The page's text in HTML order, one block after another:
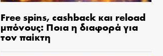
Free spins, cashback και reload
μπόνους: Ποια η διαφορά για
τον παίκτη